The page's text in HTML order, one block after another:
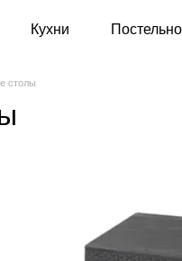
Кухни
столы